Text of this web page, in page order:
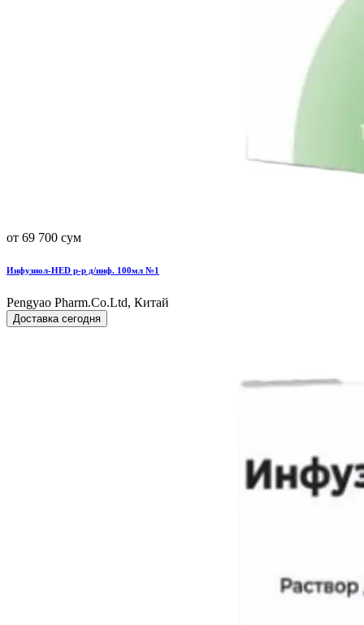
от 69 700 сум
Инфузиол-HED р-р д/инф. 100мл №1
Pengyao Pharm.Co.Ltd, Китай
Доставка сегодня